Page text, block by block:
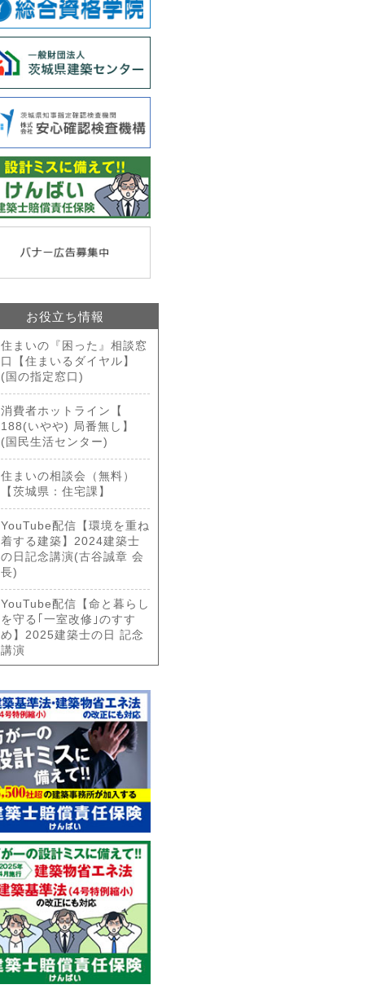
お役立ち情報
住まいの『困った』相談窓
口【住まいるダイヤル】
(国の指定窓口)
消費者ホットライン【
188(いやや) 局番無し】
(国民生活センター)
住まいの相談会（無料）
【茨城県：住宅課】
YouTube配信【環境を重ね
着する建築】2024建築士
の日記念講演(古谷誠章 会
長)
YouTube配信【命と暮らし
を守る｢一室改修｣のすす
め】2025建築士の日 記念
講演